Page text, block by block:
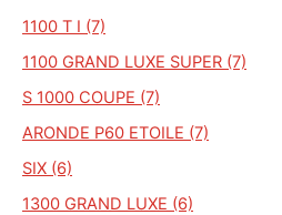
1100 T I (7)
1100 GRAND LUXE SUPER (7)
S 1000 COUPE (7)
ARONDE P60 ETOILE (7)
SIX (6)
1300 GRAND LUXE (6)